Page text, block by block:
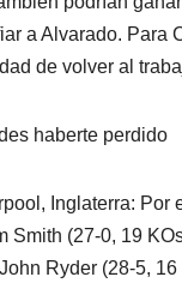
a Alvarado. Para
de volver al
haberte perdido
Inglaterra: Por
Smith (27-0, 19
Ryder (28-5, 16